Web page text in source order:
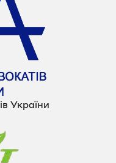
України